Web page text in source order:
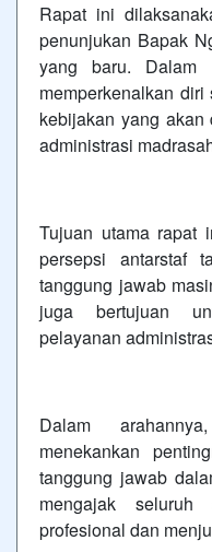
Rapat ini
penunjukan Bapak
yang baru. Dalam
memperkenalkan
kebijakan yang akan
administrasi
Tujuan utama rapat
persepsi antarstaf
tanggung jawab
juga bertujuan
pelayanan
Dalam
menekankan
tanggung jawab
mengajak
profesional dan